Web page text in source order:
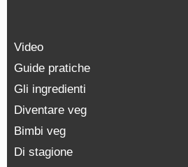
Video
Guide pratiche
Gli ingredienti
Diventare veg
Bimbi veg
Di stagione